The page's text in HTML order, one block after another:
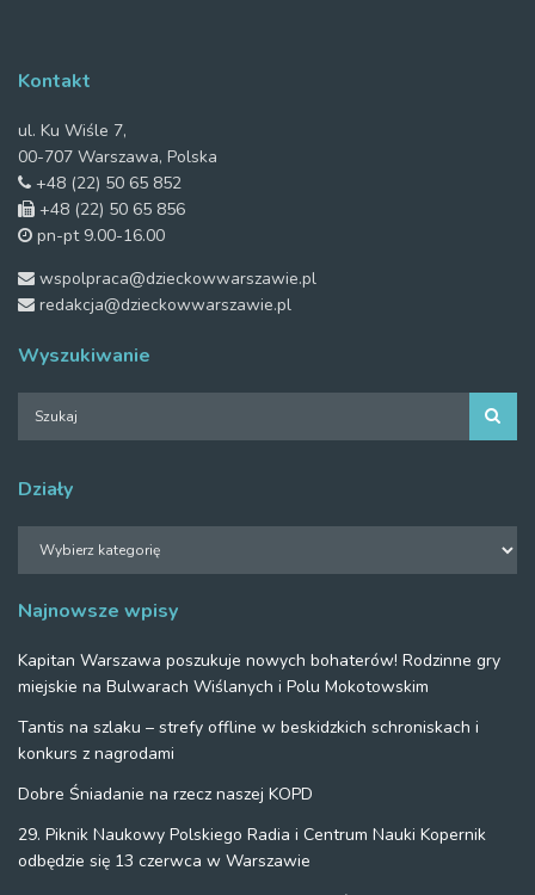
Kontakt
ul. Ku Wiśle 7,
00-707 Warszawa, Polska
+48 (22) 50 65 852
+48 (22) 50 65 856
pn-pt 9.00-16.00
wspolpraca@dzieckowwarszawie.pl
redakcja@dzieckowwarszawie.pl
Wyszukiwanie
Działy
Najnowsze wpisy
Kapitan Warszawa poszukuje nowych bohaterów! Rodzinne gry
miejskie na Bulwarach Wiślanych i Polu Mokotowskim
Tantis na szlaku – strefy offline w beskidzkich schroniskach i
konkurs z nagrodami
Dobre Śniadanie na rzecz naszej KOPD
29. Piknik Naukowy Polskiego Radia i Centrum Nauki Kopernik
odbędzie się 13 czerwca w Warszawie